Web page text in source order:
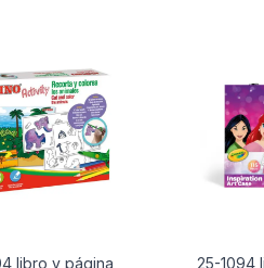
libro y página
25-1094